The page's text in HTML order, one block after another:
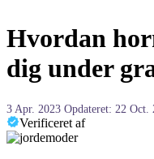
Hvordan
dig under
3 Apr. 2023 Opdateret: 22 Oct.
Verificeret af